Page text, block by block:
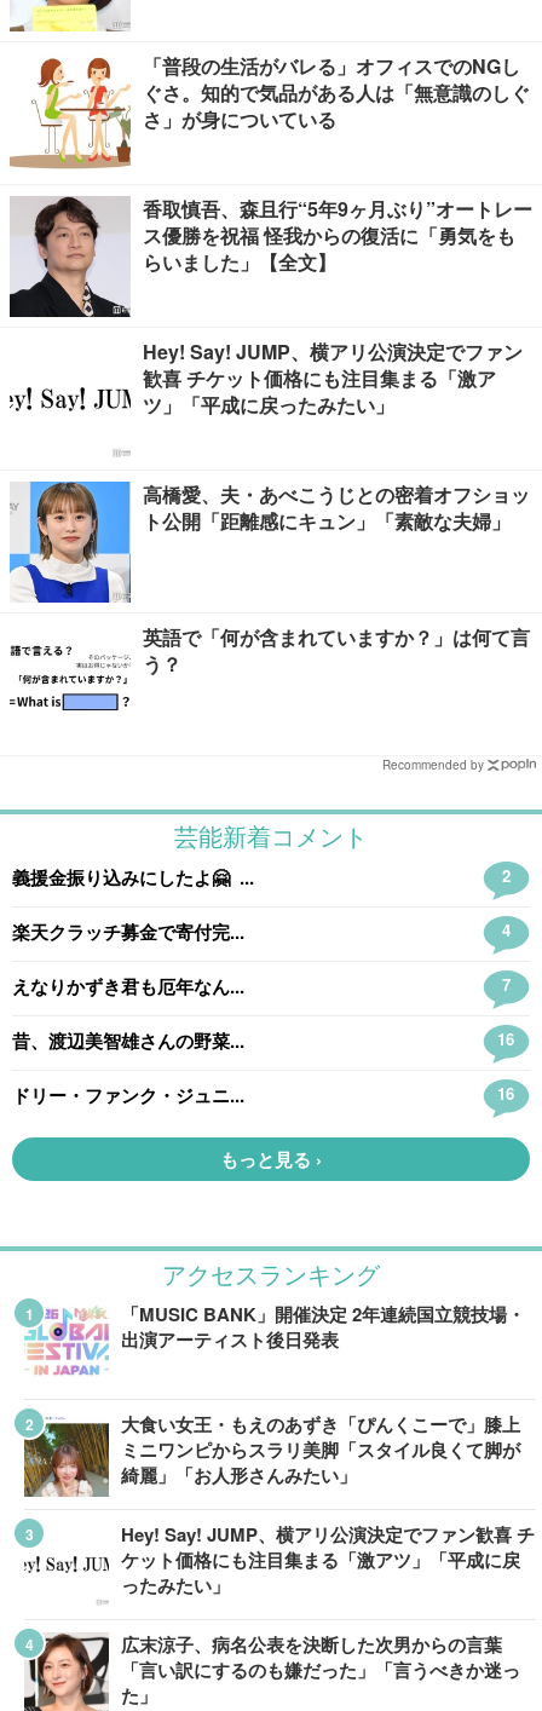
「普段の生活がバレる」オフィスでのNGし
ぐさ。知的で気品がある人は「無意識のしぐ
さ」が身についている
香取慎吾、森且行“5年9ヶ月ぶり”オートレー
ス優勝を祝福 怪我からの復活に「勇気をも
らいました」【全文】
Hey! Say! JUMP、横アリ公演決定でファン
歓喜 チケット価格にも注目集まる「激ア
ツ」「平成に戻ったみたい」
高橋愛、夫・あべこうじとの密着オフショッ
ト公開「距離感にキュン」「素敵な夫婦」
英語で「何が含まれていますか？」は何て言
う？
Recommended by
アクセスランキング
「MUSIC BANK」開催決定 2年連続国立競技場・
出演アーティスト後日発表
大食い女王・もえのあずき「ぴんくこーで」膝上
ミニワンピからスラリ美脚「スタイル良くて脚が
綺麗」「お人形さんみたい」
Hey! Say! JUMP、横アリ公演決定でファン歓喜 チ
ケット価格にも注目集まる「激アツ」「平成に戻
ったみたい」
広末涼子、病名公表を決断した次男からの言葉
「言い訳にするのも嫌だった」「言うべきか迷っ
た」